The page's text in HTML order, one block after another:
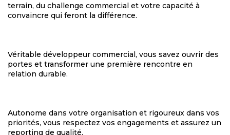
terrain, du challenge commercial et votre capacité à
convaincre qui feront la différence.
Véritable développeur commercial, vous savez ouvrir des
portes et transformer une première rencontre en
relation durable.
Autonome dans votre organisation et rigoureux dans vos
priorités, vous respectez vos engagements et assurez un
reporting de qualité.